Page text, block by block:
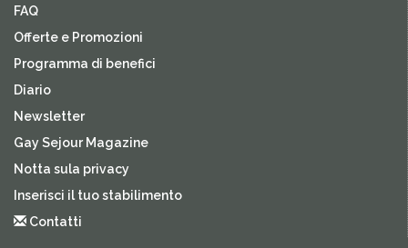
FAQ
Offerte e Promozioni
Programma di benefici
Diario
Newsletter
Gay Sejour Magazine
Notta sula privacy
Inserisci il tuo stabilimento
Contatti